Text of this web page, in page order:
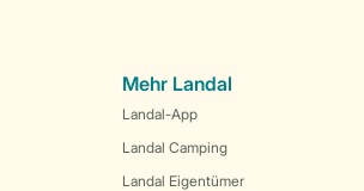
Mehr Landal
Landal-App
Landal Camping
Landal Eigentümer